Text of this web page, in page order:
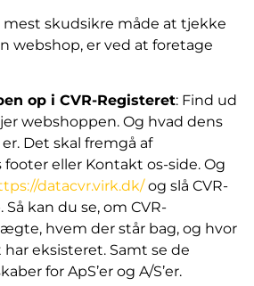
skudsikre måde at tjekke
webshop, er ved at foretage
op i CVR-Registeret: Find ud
webshoppen. Og hvad dens
Det skal fremgå af
eller Kontakt os-side. Og
datacvr.virk.dk/og slå CVR-
kan du se, om CVR-
hvem der står bag, og hvor
eksisteret. Samt se de
for ApS’er og A/S’er.